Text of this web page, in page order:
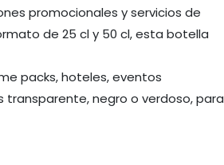
promocionales y servicios de
de 25 cl y 50 cl, esta botella
packs, hoteles, eventos
negro o verdoso, para